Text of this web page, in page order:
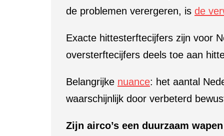
de problemen verergeren, is de
Exacte hittesterftecijfers zijn voor
oversterftecijfers deels toe aan
Belangrijke nuance: het aantal
waarschijnlijk door verbeterd
Zijn airco’s een duurzaam